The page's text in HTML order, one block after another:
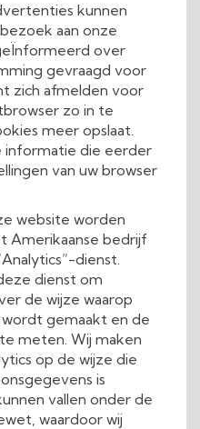
kunnen
aan onze
over
gevraagd voor
zich afmelden voor
zo in te
meer opslaat.
informatie die eerder
van uw browser
website worden
Amerikaanse bedrijf
dienst.
dienst om
de wijze waarop
gemaakt en de
meten. Wij maken
op de wijze die
is
vallen onder de
waardoor wij